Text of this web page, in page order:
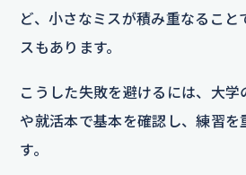
ど、小さなミスが積み重なること
スもあります。
こうした失敗を避けるには、大学
や就活本で基本を確認し、練習を
す。